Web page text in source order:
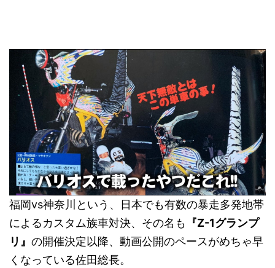
福岡vs神奈川という、日本でも有数の暴走多発地帯
によるカスタム族車対決、その名も 『Z-1グランプ
リ』 の開催決定以降、動画公開のペースがめちゃ早
くなっている佐田総長。